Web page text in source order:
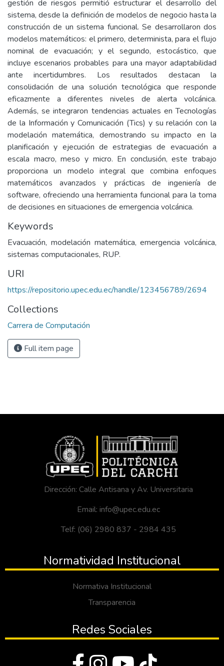
gestión de riesgos permitió estructurar el desarrollo del
sistema, desde la definición de modelos de negocio hasta la
construcción de un sistema funcional. Se desarrollaron dos
modelos matemáticos: el primero, determinista, para el flujo
nominal de evacuación; y el segundo, estocástico, que
incluye escenarios probables para una mayor adaptabilidad
ante incertidumbres. Los resultados destacan la
consolidación de una solución tecnológica que responde
eficazmente a diferentes niveles de alerta volcánica.
Además, se integraron tendencias actuales en Tecnologías
de la Información y Comunicación (Tics) y su relación con la
modelación matemática, demostrando su impacto en la
planificación y ejecución de estrategias de evacuación a
escala macro, meso y micro. En conclusión, este trabajo
proporciona un modelo integral que combina enfoques
matemáticos avanzados y prácticas de ingeniería de
software, ofreciendo una herramienta funcional para la toma
de decisiones en situaciones de emergencia volcánica.
Keywords
Evacuación, modelación matemática, emergencia volcánica,
sistemas computacionales, RUP.
URI
https://repositorio.upec.edu.ec/handle/123456789/2694
Collections
Carrera de Computación
Full item page
Dirección: Calle Antisana y Av. Universitaria
Email: info@upec.edu.ec
Telf: (06) 2980 837 - 2984 435
Normatividad Institucional
Normativa Institucional
Transparencia
Redes Sociales